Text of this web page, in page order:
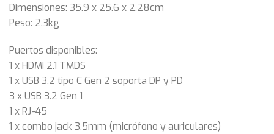
Dimensiones: 35.9 x 25.6 x 2.28cm
Peso: 2.3kg
Puertos disponibles:
1 x HDMI 2.1 TMDS
1 x USB 3.2 tipo C Gen 2 soporta DP y PD
3 x USB 3.2 Gen 1
1 x RJ-45
1 x combo jack 3.5mm (micrófono y auriculares)